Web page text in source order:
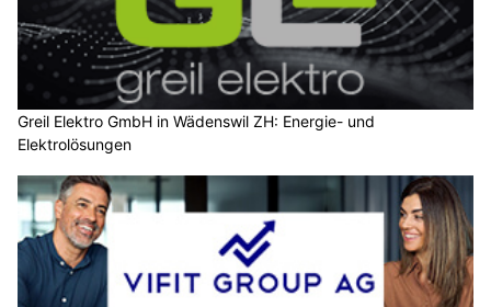
Greil Elektro GmbH in Wädenswil ZH: Energie- und
Elektrolösungen